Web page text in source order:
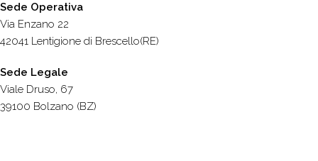
Sede Operativa
Via Enzano 22
42041 Lentigione di Brescello(RE)
Sede Legale
Viale Druso, 67
39100 Bolzano (BZ)